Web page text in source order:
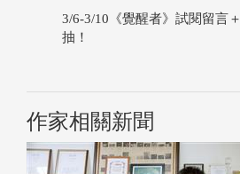
3/6-3/10《覺醒者》試閱留言
抽！
作家相關新聞